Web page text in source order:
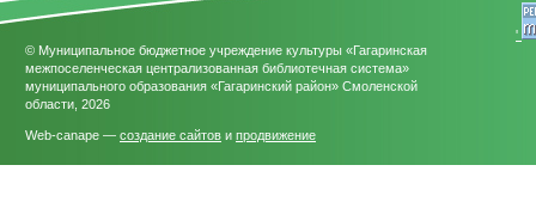
© Муниципальное бюджетное учреждение культуры «Гагаринская
межпоселенческая централизованная библиотечная система»
муниципального образования «Гагаринский район» Смоленской
области, 2026
Web-canape — создание сайтов и продвижение
'